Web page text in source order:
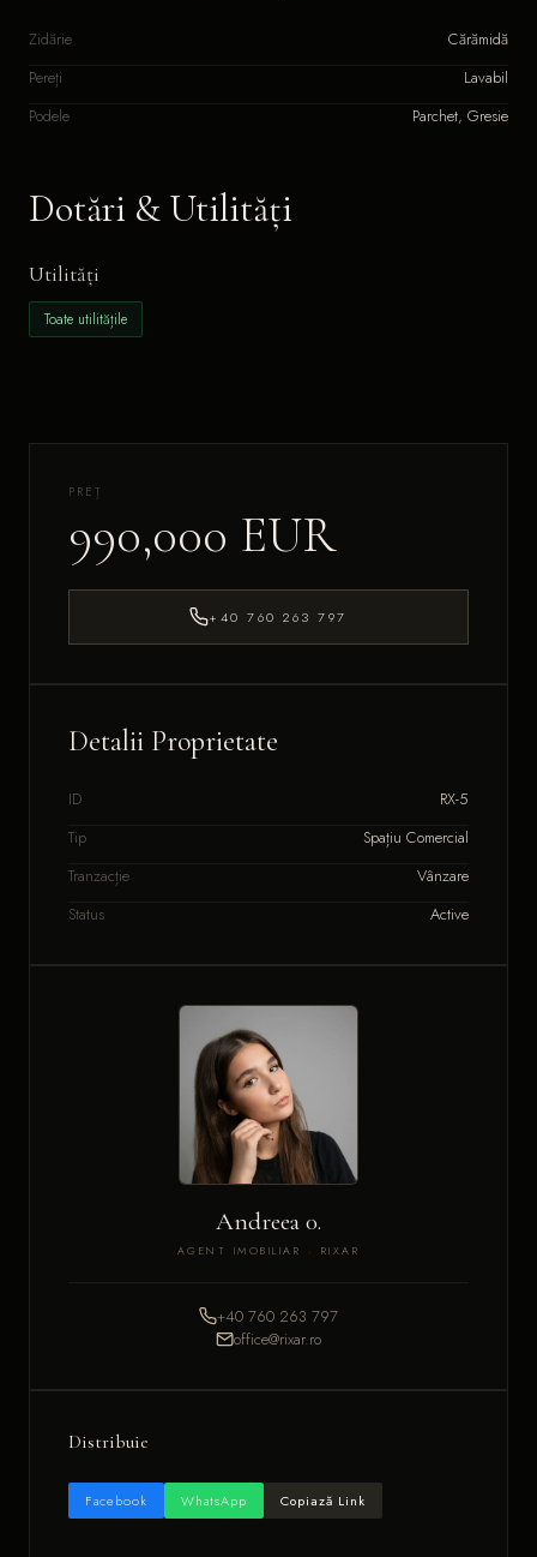
Zidărie
Cărămidă
Pereți
Lavabil
Podele
Parchet, Gresie
Dotări & Utilități
Utilități
Toate utilitățile
PREȚ
990,000 EUR
+40 760 263 797
Detalii Proprietate
ID
RX-5
Tip
Spațiu Comercial
Tranzacție
Vânzare
Status
Active
Andreea 0.
AGENT IMOBILIAR · RIXAR
+40 760 263 797
office@rixar.ro
Distribuie
Facebook WhatsApp Copiază Link